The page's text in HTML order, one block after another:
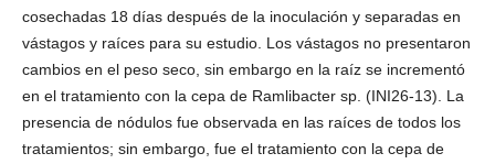
cosechadas 18 días después de la inoculación y separadas en
vástagos y raíces para su estudio. Los vástagos no presentaron
cambios en el peso seco, sin embargo en la raíz se incrementó
en el tratamiento con la cepa de Ramlibacter sp. (INI26-13). La
presencia de nódulos fue observada en las raíces de todos los
tratamientos; sin embargo, fue el tratamiento con la cepa de